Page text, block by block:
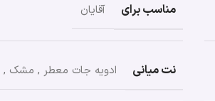
مناسب برای آقایان
نت میانی ادویه جات معطر , مشک ,